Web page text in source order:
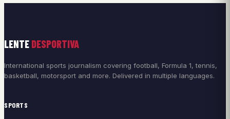
LENTE DESPORTIVA
International sports journalism covering football, Formula 1, tennis,
basketball, motorsport and more. Delivered in multiple languages.
SPORTS